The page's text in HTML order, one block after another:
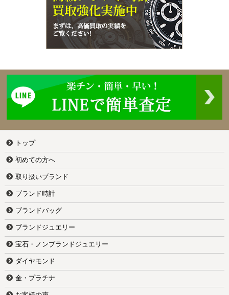
トップ
初めての方へ
取り扱いブランド
ブランド時計
ブランドバッグ
ブランドジュエリー
宝石・ノンブランドジュエリー
ダイヤモンド
金・プラチナ